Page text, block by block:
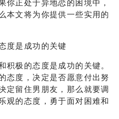
你正处于异地恋的困境中，
本文将为你提供一些实用的
度是成功的关键
积极的态度是成功的关键。
态度，决定是否愿意付出努
定留住男朋友，那么就要调
观的态度，勇于面对困难和